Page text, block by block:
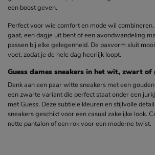
een boost geven.
Perfect voor wie comfort en mode wil
gaat, een dagje uit bent of een avondwandeling
passen bij elke gelegenheid. De pasvorm sluit
voet, zodat je de hele dag heerlijk loopt.
Guess dames sneakers in het wit, zwart of
Denk aan een paar witte sneakers met een
een zwarte variant die perfect staat onder een
met Guess. Deze subtiele kleuren en stijlvolle
sneakers geschikt voor een casual zakelijke look.
nette pantalon of een rok voor een moderne twist.